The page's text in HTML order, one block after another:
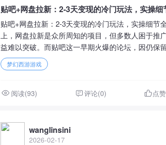
贴吧+网盘拉新：2-3天变现的冷门玩法，实操
贴吧+网盘拉新：2-3天变现的冷门玩法，实操细节
上，网盘拉新是众所周知的项目，但多数人困于
益难以突破。而贴吧这一早期火爆的论坛，因仍保
梦幻西游游戏
阅读(93) 评论(0) 点
wanglinsini
2026-02-17